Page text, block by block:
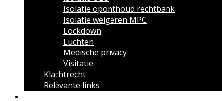
Isolatie oponthoud rechtbank
Isolatie weigeren MPC
Lockdown
Luchten
Medische privacy
Visitatie
Klachtrecht
Relevante links